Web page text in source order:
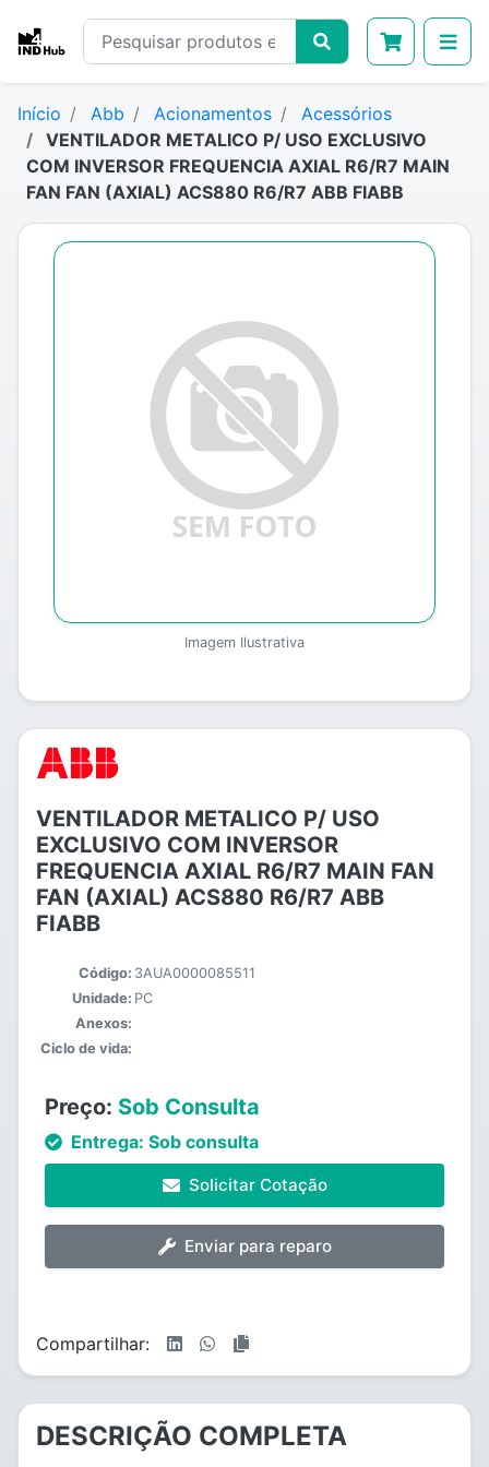
Início Abb Acionamentos
Acessórios
VENTILADOR METALICO P/ USO EXCLUSIVO
COM INVERSOR FREQUENCIA AXIAL R6/R7 MAIN
FAN FAN (AXIAL) ACS880 R6/R7 ABB FIABB
Imagem Ilustrativa
VENTILADOR METALICO P/ USO
EXCLUSIVO COM INVERSOR
FREQUENCIA AXIAL R6/R7 MAIN FAN
FAN (AXIAL) ACS880 R6/R7 ABB
FIABB
Código: 3AUA0000085511
Unidade: PC
Anexos:
Ciclo de vida:
Preço: Sob Consulta
Entrega: Sob consulta
Solicitar Cotação
Enviar para reparo
Compartilhar:
DESCRIÇÃO COMPLETA